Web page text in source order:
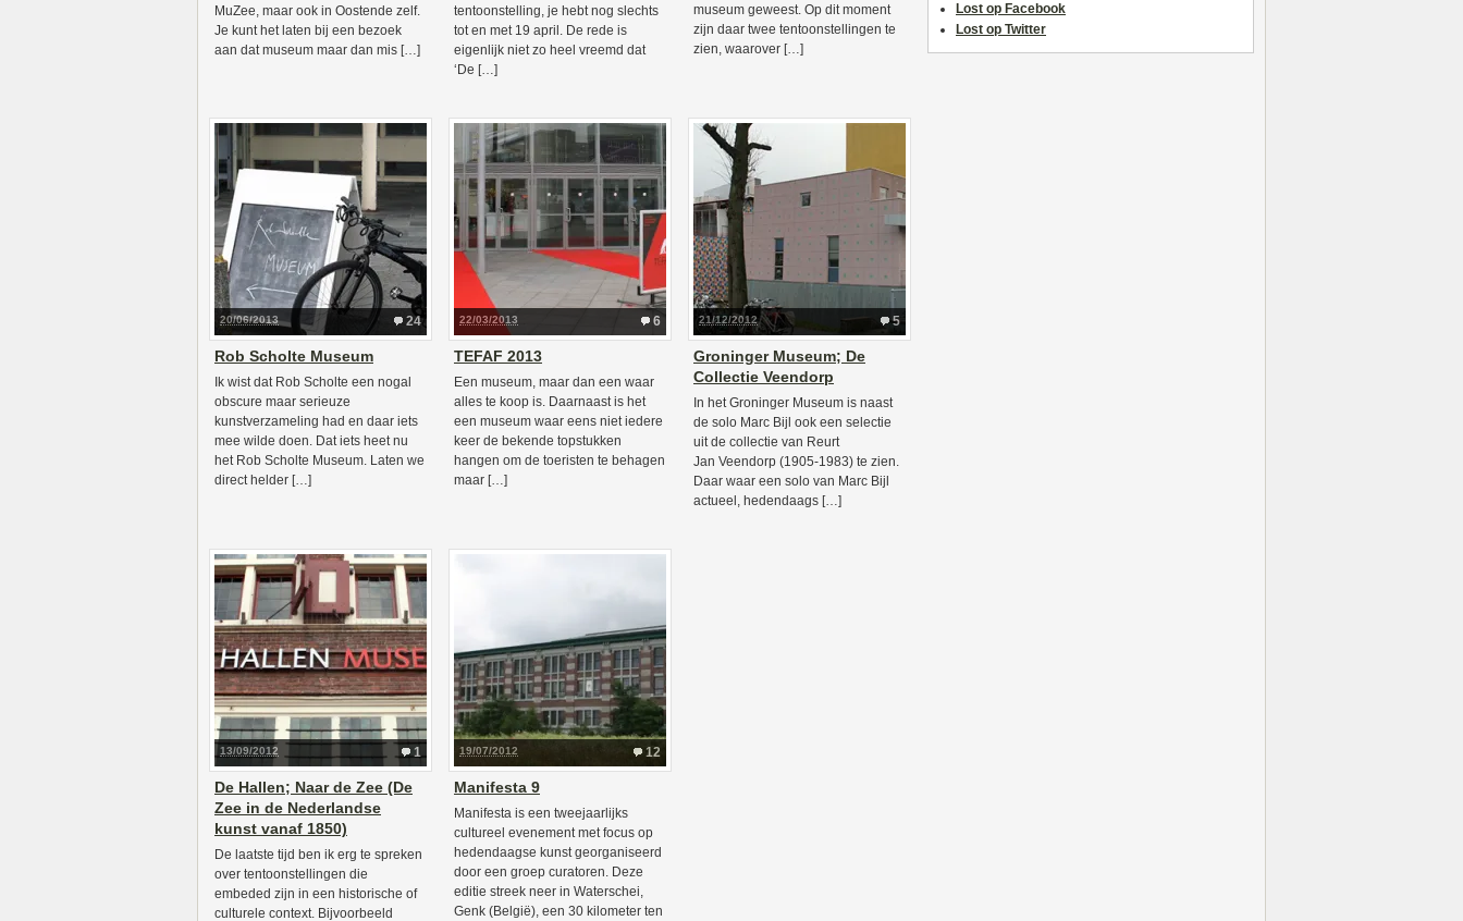
MuZee, maar ook in Oostende zelf.
Je kunt het laten bij een bezoek
aan dat museum maar dan mis […]
tentoonstelling, je hebt nog slechts
tot en met 19 april. De rede is
eigenlijk niet zo heel vreemd dat
‘De […]
museum geweest. Op dit moment
zijn daar twee tentoonstellingen te
zien, waarover […]
24
20/06/2013
Rob Scholte Museum
Ik wist dat Rob Scholte een nogal
obscure maar serieuze
kunstverzameling had en daar iets
mee wilde doen. Dat iets heet nu
het Rob Scholte Museum. Laten we
direct helder […]
6
22/03/2013
TEFAF 2013
Een museum, maar dan een waar
alles te koop is. Daarnaast is het
een museum waar eens niet iedere
keer de bekende topstukken
hangen om de toeristen te behagen
maar […]
5
21/12/2012
Groninger Museum; De
Collectie Veendorp
In het Groninger Museum is naast
de solo Marc Bijl ook een selectie
uit de collectie van Reurt
Jan Veendorp (1905-1983) te zien.
Daar waar een solo van Marc Bijl
actueel, hedendaags […]
1
13/09/2012
De Hallen; Naar de Zee (De
Zee in de Nederlandse
kunst vanaf 1850)
De laatste tijd ben ik erg te spreken
over tentoonstellingen die
embeded zijn in een historische of
culturele context. Bijvoorbeeld
12
19/07/2012
Manifesta 9
Manifesta is een tweejaarlijks
cultureel evenement met focus op
hedendaagse kunst georganiseerd
door een groep curatoren. Deze
editie streek neer in Waterschei,
Genk (België), een 30 kilometer ten
Lost op Facebook
Lost op Twitter